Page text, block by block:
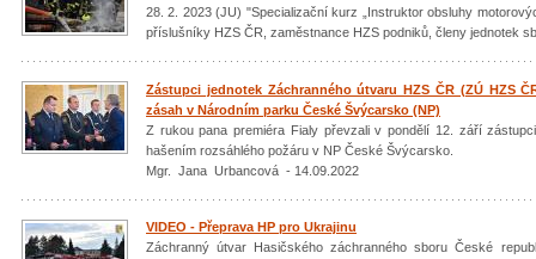
28. 2. 2023 (JU) "Specializační kurz „Instruktor obsluhy
příslušníky HZS ČR, zaměstnance HZS podniků, členy jednotek
Zástupci jednotek Záchranného útvaru HZS ČR (ZÚ HZS
zásah v Národním parku České Švýcarsko (NP)
Z rukou pana premiéra Fialy převzali v pondělí 12. září
hašením rozsáhlého požáru v NP České Švýcarsko.
Mgr. Jana Urbancová - 14.09.2022
VIDEO - Přeprava HP pro Ukrajinu
Záchranný útvar Hasičského záchranného sboru České